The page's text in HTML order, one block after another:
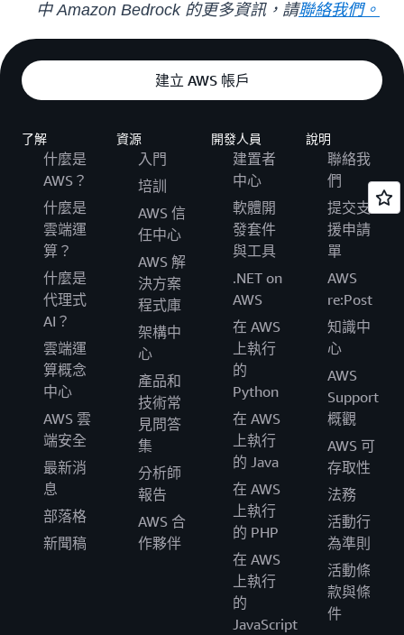
中 Amazon Bedrock 的更多資訊，請聯絡我們。
建立 AWS 帳戶
了解
什麼是
AWS？
什麼是
雲端運
算？
什麼是
代理式
AI？
雲端運
算概念
中心
AWS 雲
端安全
最新消
息
部落格
新聞稿
資源
入門
培訓
AWS 信
任中心
AWS 解
決方案
程式庫
架構中
心
產品和
技術常
見問答
集
分析師
報告
AWS 合
作夥伴
開發人員
建置者
中心
軟體開
發套件
與工具
.NET on
AWS
在 AWS
上執行
的
Python
在 AWS
上執行
的 Java
在 AWS
上執行
的 PHP
在 AWS
上執行
的
JavaScript
說明
聯絡我
們
提交支
援申請
單
AWS
re:Post
知識中
心
AWS
Support
概觀
AWS 可
存取性
法務
活動行
為準則
活動條
款與條
件